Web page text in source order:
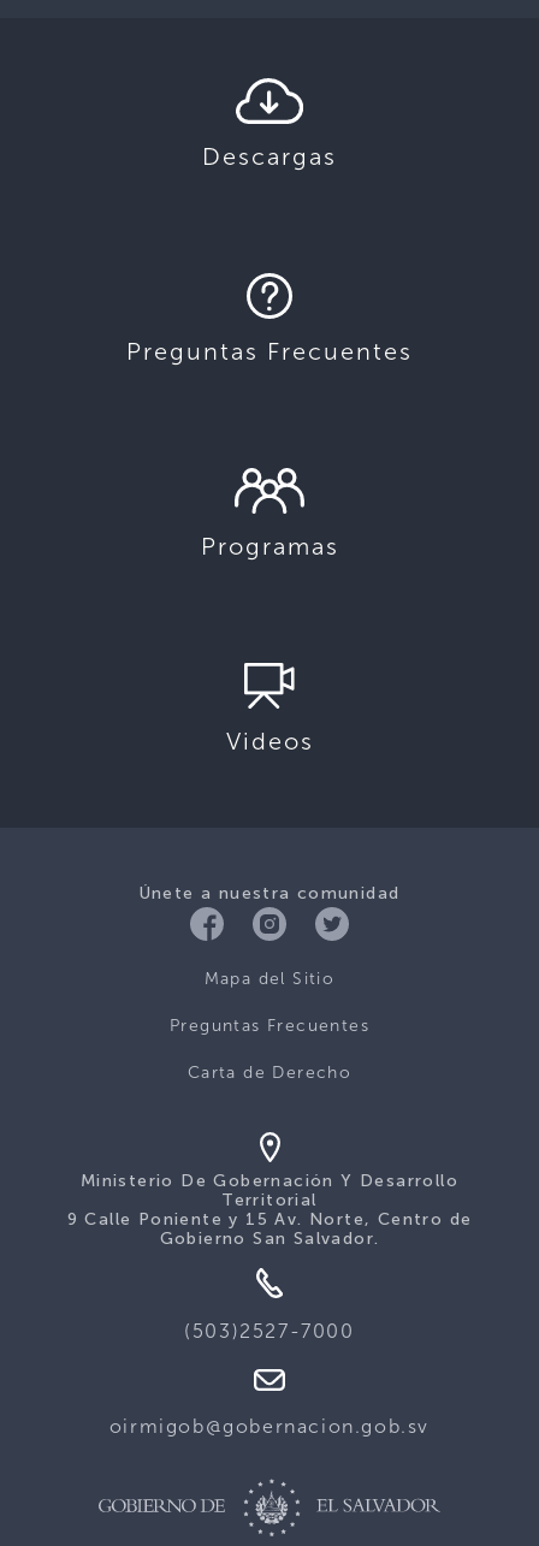
Descargas
Preguntas Frecuentes
Programas
Videos
Únete a nuestra comunidad
Mapa del Sitio
Preguntas Frecuentes
Carta de Derecho
Ministerio De Gobernación Y Desarrollo
Territorial
9 Calle Poniente y 15 Av. Norte, Centro de
Gobierno San Salvador.
(503)2527-7000
oirmigob@gobernacion.gob.sv